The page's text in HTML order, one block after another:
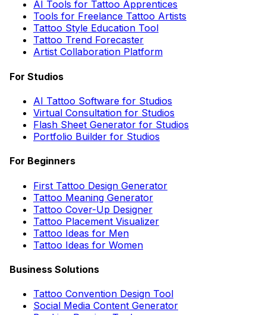
AI Tools for Tattoo Apprentices
Tools for Freelance Tattoo Artists
Tattoo Style Education Tool
Tattoo Trend Forecaster
Artist Collaboration Platform
For Studios
AI Tattoo Software for Studios
Virtual Consultation for Studios
Flash Sheet Generator for Studios
Portfolio Builder for Studios
For Beginners
First Tattoo Design Generator
Tattoo Meaning Generator
Tattoo Cover-Up Designer
Tattoo Placement Visualizer
Tattoo Ideas for Men
Tattoo Ideas for Women
Business Solutions
Tattoo Convention Design Tool
Social Media Content Generator